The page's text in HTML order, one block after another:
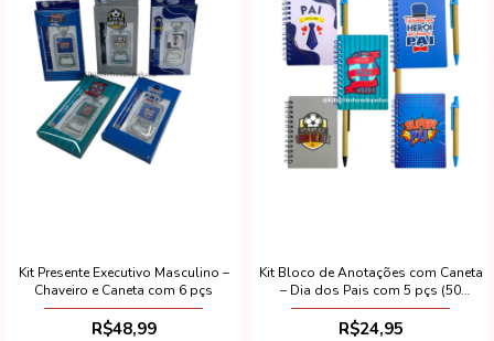
Kit Presente Executivo Masculino –
Chaveiro e Caneta com 6 pçs
R$48,99
Kit Bloco de Anotações com Caneta
– Dia dos Pais com 5 pçs (50
Folhas)
R$24,95